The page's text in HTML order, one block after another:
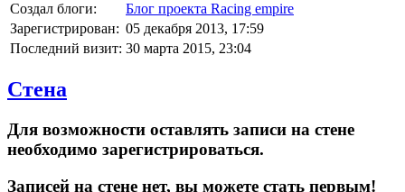
Создал блоги:
Блог проекта Racing empire
Зарегистрирован: 05 декабря 2013, 17:59
Последний визит: 30 марта 2015, 23:04
Стена
Для возможности оставлять записи на стене
необходимо зарегистрироваться.
Записей на стене нет, вы можете стать первым!